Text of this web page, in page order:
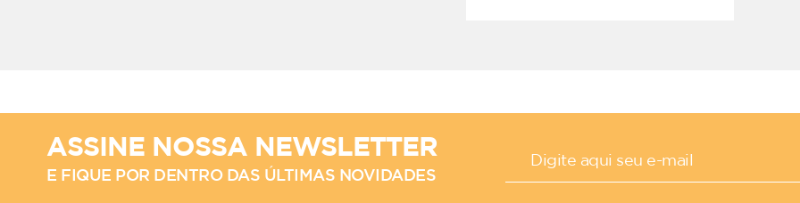
ASSINE NOSSA NEWSLETTER
E FIQUE POR DENTRO DAS ÚLTIMAS NOVIDADES